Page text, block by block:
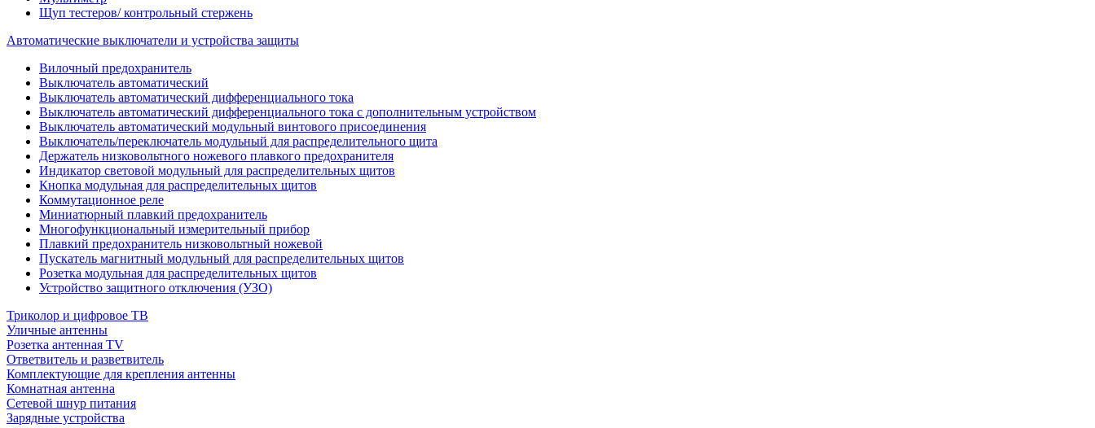
Щуп тестеров/ контрольный стержень
Автоматические выключатели и устройства защиты
Вилочный предохранитель
Выключатель автоматический
Выключатель автоматический дифференциального тока
Выключатель автоматический дифференциального тока с дополнительным устройством
Выключатель автоматический модульный винтового присоединения
Выключатель/переключатель модульный для распределительного щита
Держатель низковольтного ножевого плавкого предохранителя
Индикатор световой модульный для распределительных щитов
Кнопка модульная для распределительных щитов
Коммутационное реле
Миниатюрный плавкий предохранитель
Многофункциональный измерительный прибор
Плавкий предохранитель низковольтный ножевой
Пускатель магнитный модульный для распределительных щитов
Розетка модульная для распределительных щитов
Устройство защитного отключения (УЗО)
Триколор и цифровое ТВ
Уличные антенны
Розетка антенная TV
Ответвитель и разветвитель
Комплектующие для крепления антенны
Комнатная антенна
Сетевой шнур питания
Зарядные устройства